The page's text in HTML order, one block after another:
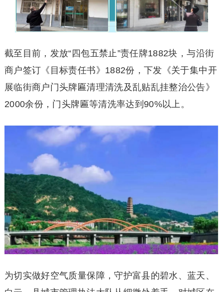
截至目前，发放“四包五禁止”责任牌1882块，与沿街
商户签订《目标责任书》1882份，下发《关于集中开
展临街商户门头牌匾清理清洗及乱贴乱挂整治公告》
2000余份，门头牌匾等清洗率达到90%以上。
为切实做好空气质量保障，守护富县的碧水、蓝天、